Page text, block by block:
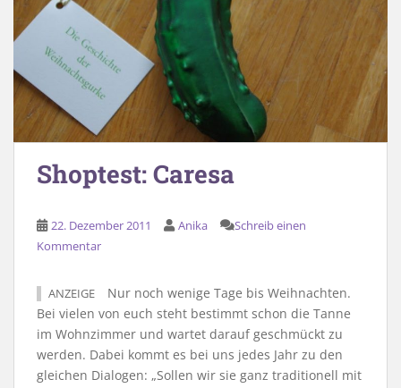
Shoptest: Caresa
22. Dezember 2011 Anika
Schreib einen
Kommentar
ANZEIGE
Nur noch wenige Tage bis Weihnachten.
Bei vielen von euch steht bestimmt schon die Tanne
im Wohnzimmer und wartet darauf geschmückt zu
werden. Dabei kommt es bei uns jedes Jahr zu den
gleichen Dialogen: „Sollen wir sie ganz traditionell mit